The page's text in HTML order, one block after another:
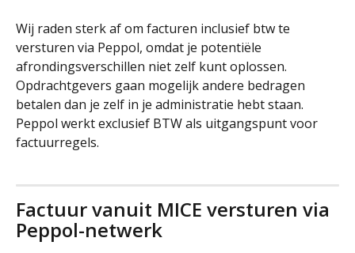
Wij raden sterk af om facturen inclusief btw te
versturen via Peppol, omdat je potentiële
afrondingsverschillen niet zelf kunt oplossen.
Opdrachtgevers gaan mogelijk andere bedragen
betalen dan je zelf in je administratie hebt staan.
Peppol werkt exclusief BTW als uitgangspunt voor
factuurregels.
Factuur vanuit MICE versturen via
Peppol-netwerk